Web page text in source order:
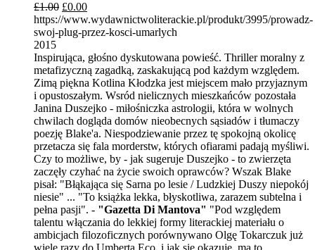
£1.00 £0.00
https://www.wydawnictwoliterackie.pl/produkt/3995/prowadz-
swoj-plug-przez-kosci-umarlych
2015
Inspirująca, głośno dyskutowana powieść. Thriller moralny z
metafizyczną zagadką, zaskakującą pod każdym względem.
Zimą piękna Kotlina Kłodzka jest miejscem mało przyjaznym
i opustoszałym. Wsród nielicznych mieszkańców pozostała
Janina Duszejko - miłośniczka astrologii, która w wolnych
chwilach dogląda domów nieobecnych sąsiadów i tłumaczy
poezję Blake'a. Niespodziewanie przez tę spokojną okolicę
przetacza się fala morderstw, których ofiarami padają myśliwi.
Czy to możliwe, by - jak sugeruje Duszejko - to zwierzęta
zaczęły czyhać na życie swoich oprawców? Wszak Blake
pisał: "Błąkająca się Sarna po lesie / Ludzkiej Duszy niepokój
niesie" ... "To książka lekka, błyskotliwa, zarazem subtelna i
pełna pasji". - "Gazetta Di Mantova" "Pod względem
talentu włączania do lekkiej formy literackiej materiału o
ambicjach filozoficznych porównywano Olgę Tokarczuk już